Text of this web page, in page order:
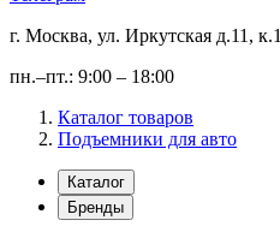
г. Москва, ул. Иркутская д.11, к.1
пн.–пт.: 9:00 – 18:00
Каталог товаров
Подъемники для авто
Каталог
Бренды